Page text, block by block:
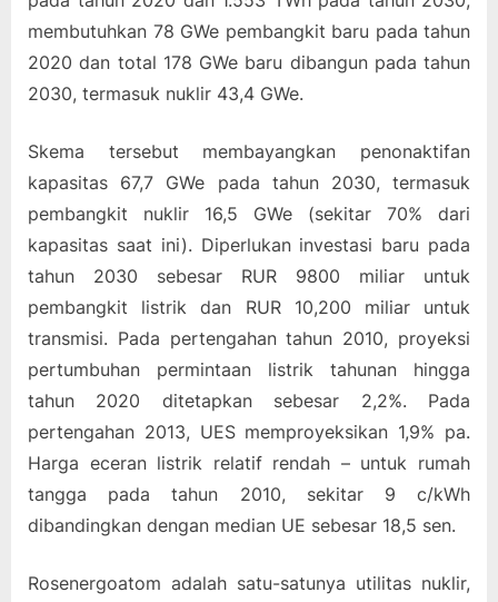
membutuhkan 78 GWe pembangkit baru pada tahun
2020 dan total 178 GWe baru dibangun pada tahun
2030, termasuk nuklir 43,4 GWe.
Skema tersebut membayangkan penonaktifan
kapasitas 67,7 GWe pada tahun 2030, termasuk
pembangkit nuklir 16,5 GWe (sekitar 70% dari
kapasitas saat ini). Diperlukan investasi baru pada
tahun 2030 sebesar RUR 9800 miliar untuk
pembangkit listrik dan RUR 10,200 miliar untuk
transmisi. Pada pertengahan tahun 2010, proyeksi
pertumbuhan permintaan listrik tahunan hingga
tahun 2020 ditetapkan sebesar 2,2%. Pada
pertengahan 2013, UES memproyeksikan 1,9% pa.
Harga eceran listrik relatif rendah – untuk rumah
tangga pada tahun 2010, sekitar 9 c/kWh
dibandingkan dengan median UE sebesar 18,5 sen.
Rosenergoatom adalah satu-satunya utilitas nuklir,